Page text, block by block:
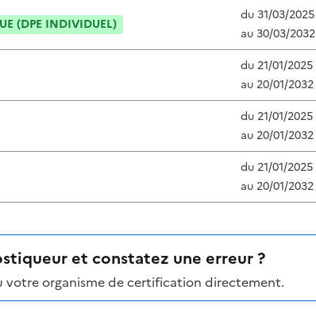
(DPE INDIVIDUEL)
du 31/03/2025
au 30/03/2032
du 21/01/2025
au 20/01/2032
du 21/01/2025
au 20/01/2032
du 21/01/2025
au 20/01/2032
et constatez une erreur ?
votre organisme de certification directement.